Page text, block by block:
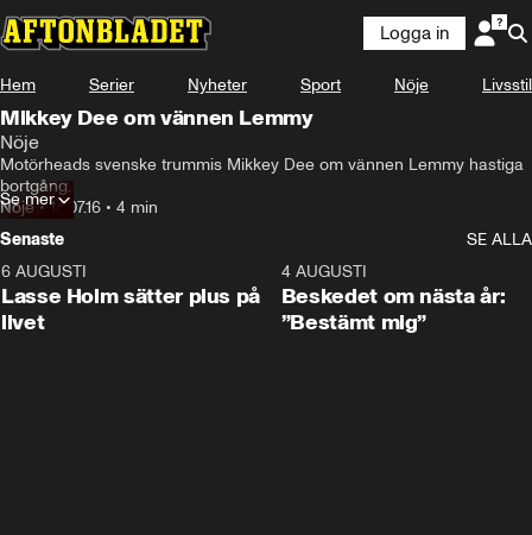
Logga in
Hem Serier Nyheter Sport Nöje Livsstil
Mikkey Dee om vännen Lemmy
Nöje
Motörheads svenske trummis Mikkey Dee om vännen Lemmy hastiga
bortgång.
Nöje•14.07.16 • 4 min
Se mer
Senaste
SE ALLA
6 AUGUSTI
Lasse Holm sätter plus på
livet
4 AUGUSTI
Beskedet om nästa år:
”Bestämt mig”